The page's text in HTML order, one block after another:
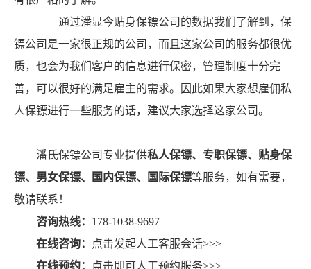
通过潘显今贴身保镖公司的数据我们了解到，保
镖公司是一家很正规的公司，而且这家公司的服务都很优
质，也会为我们客户的信息进行保密，管理制度十分完
善，可以很好的满足雇主的需求。因此如果大家想雇佣私
人保镖进行一些服务的话，建议大家选择这家公司。
潘氏保镖公司专业提供私人保镖、专职保镖、贴身保
镖、男女保镖、国内保镖、国际保镖等服务，如有需要，
敬请联系！
咨询热线： 178-1038-9697
在线咨询：
点击发起人工客服会话>>>
在线预约：
点击即可人工预约服务>>>